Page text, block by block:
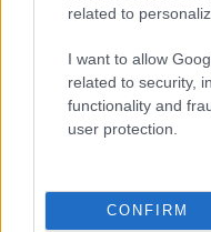
related to
I want to allow
related to security,
functionality and
user protection.
CONFIRM
της